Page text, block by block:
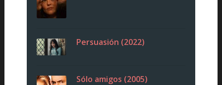
Persuasión (2022)
Sólo amigos (2005)